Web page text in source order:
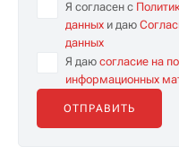
Я согласен с
данных и даю
данных
Я даю согласие на
информационных